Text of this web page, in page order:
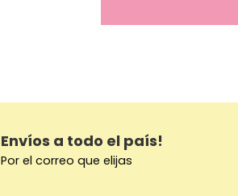
Envíos a todo el país!
Por el correo que elijas